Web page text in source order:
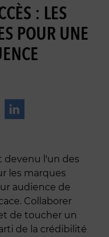
: LES
POUR UNE
devenu l'un des
les marques
audience de
Collaborer
de toucher un
de la crédibilité